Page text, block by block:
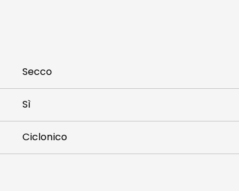
Secco
Sì
Ciclonico